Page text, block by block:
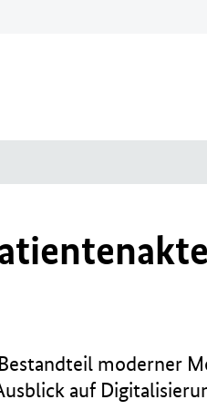
moderner
auf